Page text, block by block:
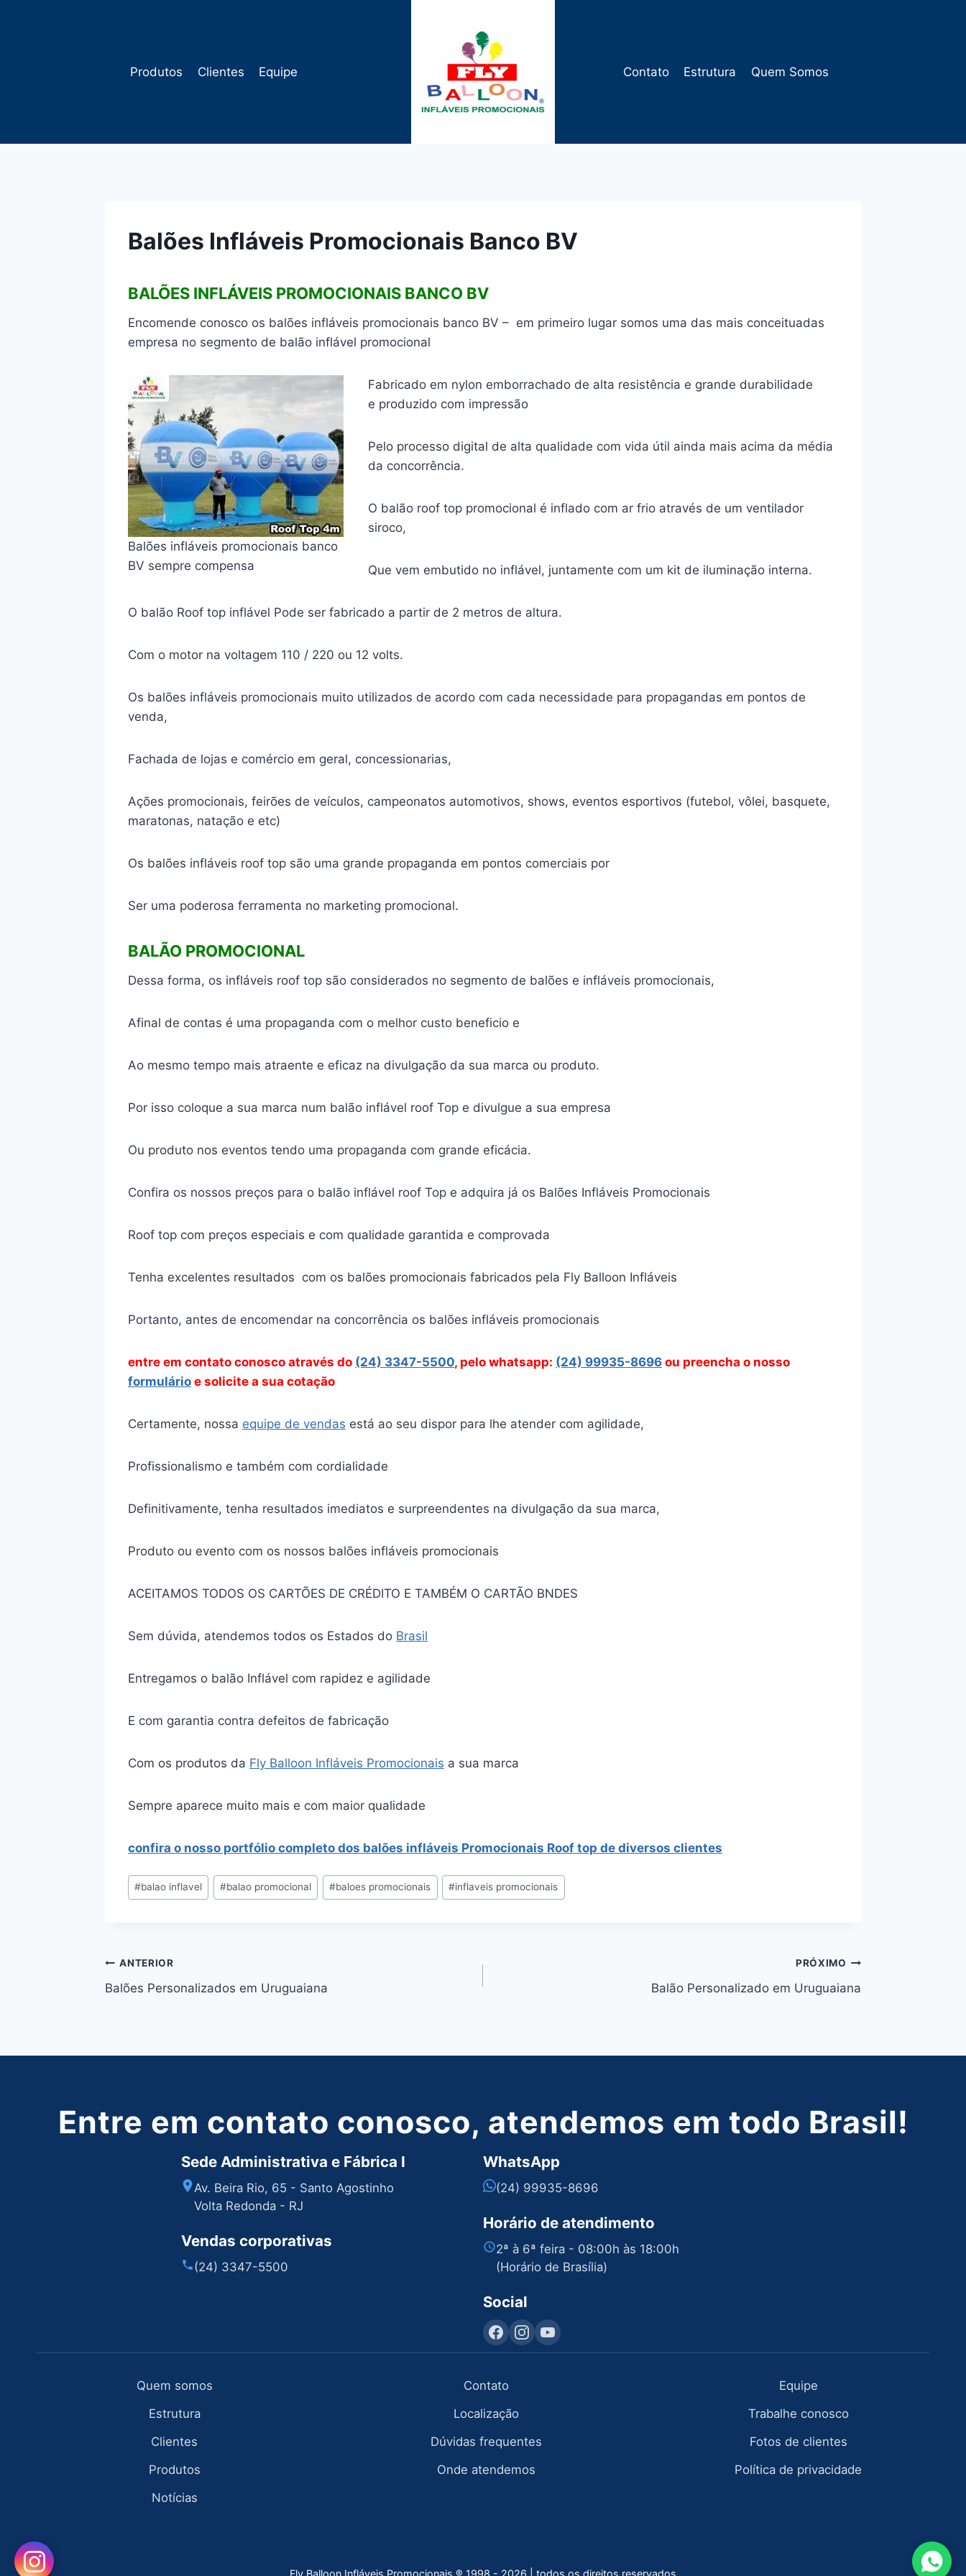
Produtos Clientes Equipe Contato Estrutura Quem Somos
Balões Infláveis Promocionais Banco BV
BALÕES INFLÁVEIS PROMOCIONAIS BANCO BV
Encomende conosco os balões infláveis promocionais banco BV – em primeiro lugar somos uma das mais conceituadas
empresa no segmento de balão inflável promocional
Balões infláveis promocionais banco
BV sempre compensa
Fabricado em nylon emborrachado de alta resistência e grande durabilidade
e produzido com impressão
Pelo processo digital de alta qualidade com vida útil ainda mais acima da média
da concorrência.
O balão roof top promocional é inflado com ar frio através de um ventilador
siroco,
Que vem embutido no inflável, juntamente com um kit de iluminação interna.
O balão Roof top inflável Pode ser fabricado a partir de 2 metros de altura.
Com o motor na voltagem 110 / 220 ou 12 volts.
Os balões infláveis promocionais muito utilizados de acordo com cada necessidade para propagandas em pontos de
venda,
Fachada de lojas e comércio em geral, concessionarias,
Ações promocionais, feirões de veículos, campeonatos automotivos, shows, eventos esportivos (futebol, vôlei, basquete,
maratonas, natação e etc)
Os balões infláveis roof top são uma grande propaganda em pontos comerciais por
Ser uma poderosa ferramenta no marketing promocional.
BALÃO PROMOCIONAL
Dessa forma, os infláveis roof top são considerados no segmento de balões e infláveis promocionais,
Afinal de contas é uma propaganda com o melhor custo beneficio e
Ao mesmo tempo mais atraente e eficaz na divulgação da sua marca ou produto.
Por isso coloque a sua marca num balão inflável roof Top e divulgue a sua empresa
Ou produto nos eventos tendo uma propaganda com grande eficácia.
Confira os nossos preços para o balão inflável roof Top e adquira já os Balões Infláveis Promocionais
Roof top com preços especiais e com qualidade garantida e comprovada
Tenha excelentes resultados com os balões promocionais fabricados pela Fly Balloon Infláveis
Portanto, antes de encomendar na concorrência os balões infláveis promocionais
entre em contato conosco através do (24) 3347-5500, pelo whatsapp: (24) 99935-8696 ou preencha o nosso
formulário e solicite a sua cotação
Certamente, nossa equipe de vendas está ao seu dispor para lhe atender com agilidade,
Profissionalismo e também com cordialidade
Definitivamente, tenha resultados imediatos e surpreendentes na divulgação da sua marca,
Produto ou evento com os nossos balões infláveis promocionais
ACEITAMOS TODOS OS CARTÕES DE CRÉDITO E TAMBÉM O CARTÃO BNDES
Sem dúvida, atendemos todos os Estados do Brasil
Entregamos o balão Inflável com rapidez e agilidade
E com garantia contra defeitos de fabricação
Com os produtos da Fly Balloon Infláveis Promocionais a sua marca
Sempre aparece muito mais e com maior qualidade
confira o nosso portfólio completo dos balões infláveis Promocionais Roof top de diversos clientes
Tags
do
#balao inflavel #balao promocional #baloes promocionais #inflaveis promocionais
Navegação
de
ANTERIOR
Balões Personalizados em Uruguaiana
PRÓXIMO
Balão Personalizado em Uruguaiana
Entre em contato conosco, atendemos em todo Brasil!
Sede Administrativa e Fábrica I
Av. Beira Rio, 65 - Santo Agostinho
Volta Redonda - RJ
Vendas corporativas
(24) 3347-5500
WhatsApp
(24) 99935-8696
Horário de atendimento
2ª à 6ª feira - 08:00h às 18:00h
(Horário de Brasília)
Social
Quem somos
Estrutura
Clientes
Produtos
Notícias
Contato
Localização
Dúvidas frequentes
Onde atendemos
Equipe
Trabalhe conosco
Fotos de clientes
Política de privacidade
Fly Balloon Infláveis Promocionais ® 1998 - 2026 | todos os direitos reservados